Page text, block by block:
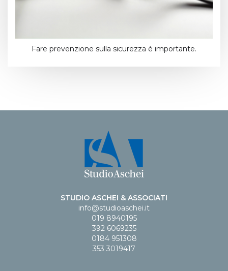
Fare prevenzione sulla sicurezza è importante.
STUDIO ASCHEI & ASSOCIATI
info@studioaschei.it
019 8940195
392 6069235
0184 951308
353 3019417